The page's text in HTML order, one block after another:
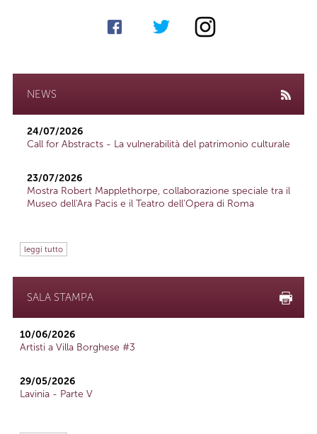
NEWS
24/07/2026
Call for Abstracts - La vulnerabilità del patrimonio culturale
23/07/2026
Mostra Robert Mapplethorpe, collaborazione speciale tra il
Museo dell'Ara Pacis e il Teatro dell'Opera di Roma
leggi tutto
SALA STAMPA
10/06/2026
Artisti a Villa Borghese #3
29/05/2026
Lavinia - Parte V